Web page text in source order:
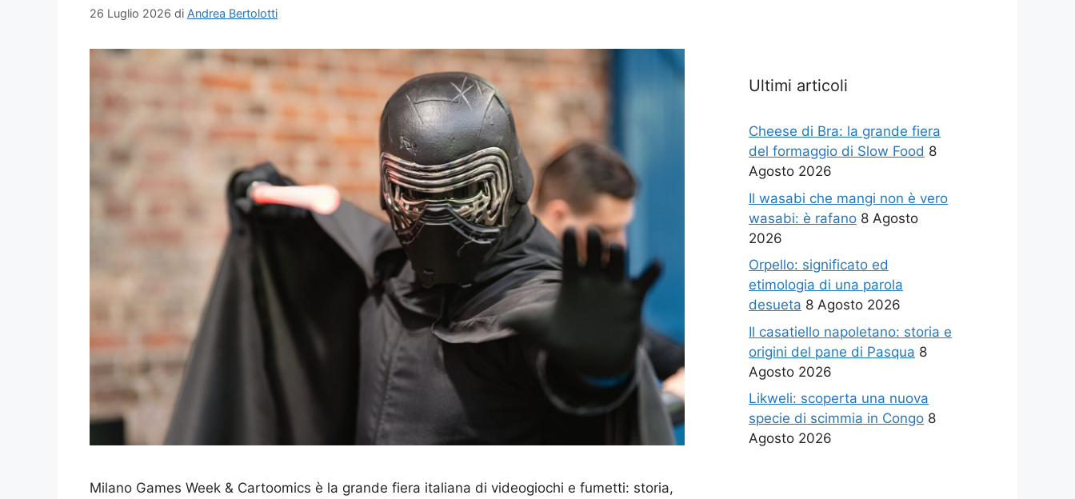
26 Luglio 2026 di Andrea Bertolotti
Milano Games Week & Cartoomics è la grande fiera italiana di videogiochi e fumetti: storia,
Ultimi articoli
Cheese di Bra: la grande fiera
del formaggio di Slow Food 8
Agosto 2026
Il wasabi che mangi non è vero
wasabi: è rafano 8 Agosto
2026
Orpello: significato ed
etimologia di una parola
desueta 8 Agosto 2026
Il casatiello napoletano: storia e
origini del pane di Pasqua 8
Agosto 2026
Likweli: scoperta una nuova
specie di scimmia in Congo 8
Agosto 2026